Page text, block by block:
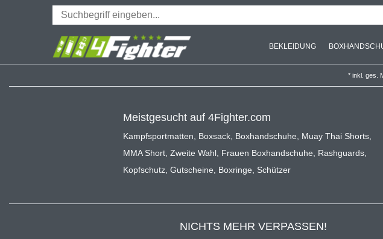
BEKLEIDUNG
* inkl. ges.
Meistgesucht auf 4Fighter.com
Kampfsportmatten Boxsack Boxhandschuhe Muay Thai Shorts
MMA Short Zweite Wahl Frauen Boxhandschuhe Rashguards
Kopfschutz Gutscheine Boxringe Schützer
NICHTS MEHR VERPASSEN!